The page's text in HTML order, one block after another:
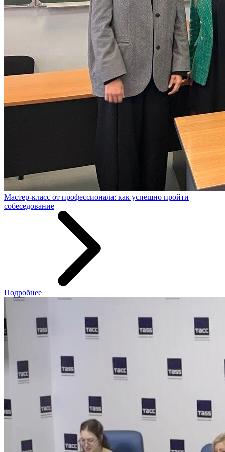
Мастер-класс от профессионала: как успешно пройти
собеседование
Подробнее